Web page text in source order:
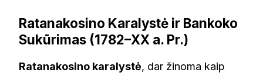
Ratanakosino Karalystė ir Bankoko
Sukūrimas (1782–XX a. Pr.)
Ratanakosino karalystė, dar žinoma kaip